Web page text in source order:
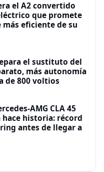
el A2 convertido
que promete
más eficiente de su
el sustituto del
más autonomía
de 800 voltios
AMG CLA 45
historia: récord
antes de llegar a